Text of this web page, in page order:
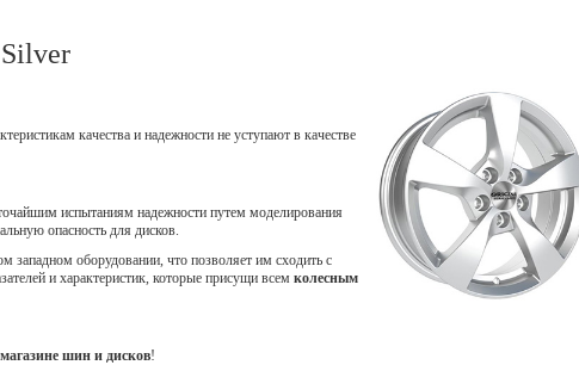
качества и надежности не уступают в качестве
испытаниям надежности путем моделирования
опасность для дисков.
западном оборудовании, что позволяет им сходить с
и характеристик, которые присущи всем колесным
шин и дисков!